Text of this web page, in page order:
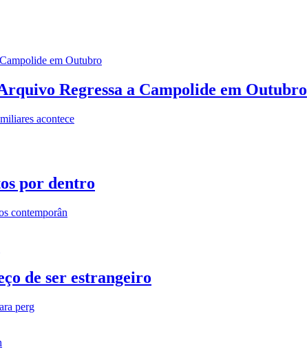
Regressa a Campolide em Outubro
acontece
por dentro
contemporân
de ser estrangeiro
perg